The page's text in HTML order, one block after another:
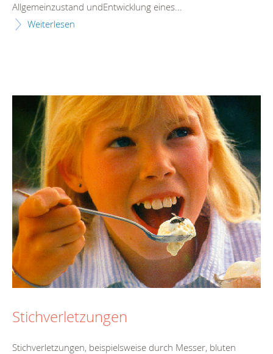
Allgemeinzustand undEntwicklung eines...
Weiterlesen
Stichverletzungen
Stichverletzungen, beispielsweise durch Messer, bluten